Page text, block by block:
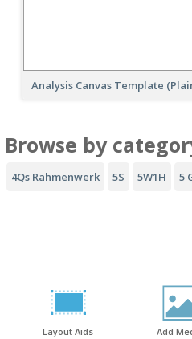
Analysis Canvas Template
Browse by
4Qs Rahmenwerk 5S 5W1H 5
Layout Aids Add